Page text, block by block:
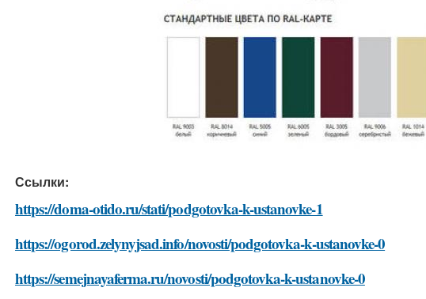
Ссылки:
https://doma-otido.ru/stati/podgotovka-k-ustanovke-1
https://ogorod.zelynyjsad.info/novosti/podgotovka-k-ustanovke-0
https://semejnayaferma.ru/novosti/podgotovka-k-ustanovke-0